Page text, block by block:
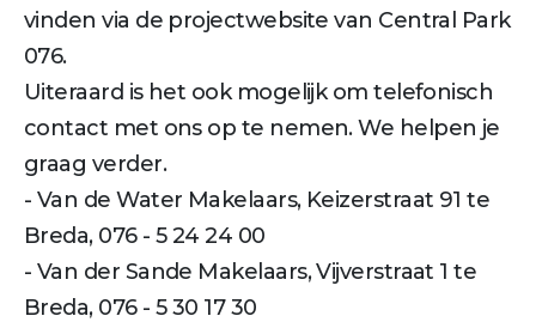
vinden via de projectwebsite van Central Park
076.
Uiteraard is het ook mogelijk om telefonisch
contact met ons op te nemen. We helpen je
graag verder.
- Van de Water Makelaars, Keizerstraat 91 te
Breda, 076 - 5 24 24 00
- Van der Sande Makelaars, Vijverstraat 1 te
Breda, 076 - 5 30 17 30